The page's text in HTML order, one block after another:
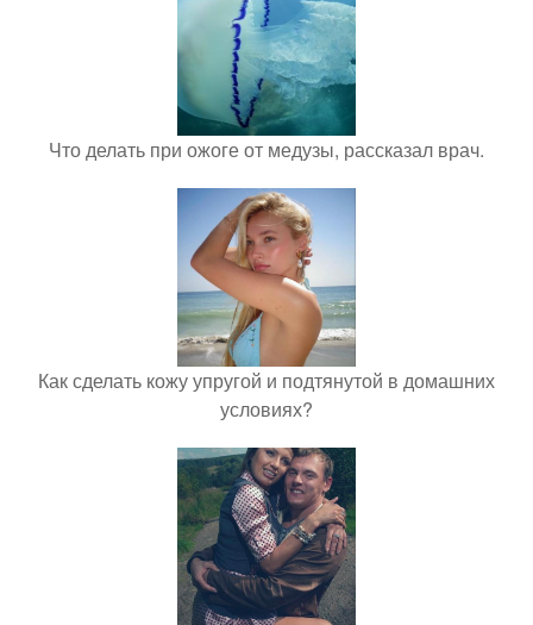
Что делать при ожоге от медузы, рассказал врач.
Как сделать кожу упругой и подтянутой в домашних
условиях?